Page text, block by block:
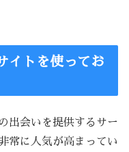
イトを使ってお
出会いを提供するサー
常に人気が高まってい